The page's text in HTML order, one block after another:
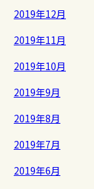
2019年12月
2019年11月
2019年10月
2019年9月
2019年8月
2019年7月
2019年6月